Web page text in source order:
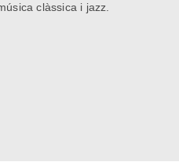
clàssica i jazz.